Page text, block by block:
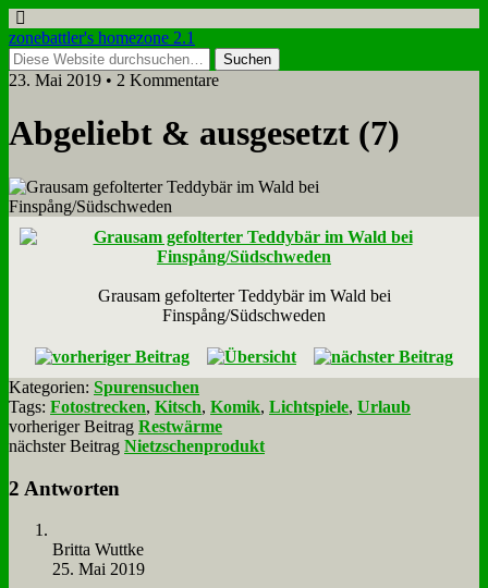
zonebattler's homezone 2.1
23. Mai 2019 • 2 Kommentare
Ab­ge­liebt & aus­ge­setzt (7)
Grau­sam ge­fol­ter­ter Ted­dy­bär im Wald bei
Finspång/Südschweden
Kategorien: Spurensuchen
Tags: Fotostrecken, Kitsch, Komik, Lichtspiele, Urlaub
vorheriger Beitrag Restwärme
nächster Beitrag Nietzschenprodukt
2 Antworten
Brit­ta Wut­t­ke
25. Mai 2019